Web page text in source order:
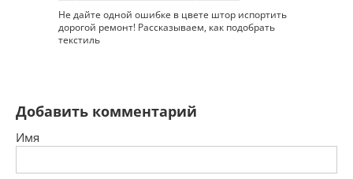
Не дайте одной ошибке в цвете штор испортить
дорогой ремонт! Рассказываем, как подобрать
текстиль
Добавить комментарий
Имя